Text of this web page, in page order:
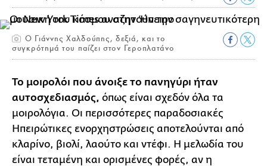
Ο Γιάννης Χαλδούπης, δεξιά, και το
συγκρότημά του παίζει στον Γεροπλατάνο
Το μοιρολόι που άνοιξε το πανηγύρι ήταν
αυτοσχεδιασμός, όπως είναι σχεδόν όλα τα
μοιρολόγια. Οι περισσότερες παραδοσιακές
Ηπειρώτικες ενορχηστρώσεις αποτελούνται από
κλαρίνο, βιολί, λαούτο και ντέφι. Η μελωδία του
είναι τεταμένη και ορισμένες φορές, αν η